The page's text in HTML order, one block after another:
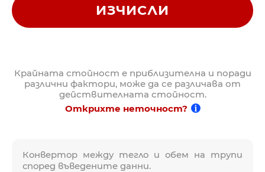
Конвертор между тегло и обем на трупи
според въведените данни.
ИЗЧИСЛИ
Крайната стойност е приблизителна и поради
различни фактори, може да се различава от
действителната стойност.
Открихте неточност?